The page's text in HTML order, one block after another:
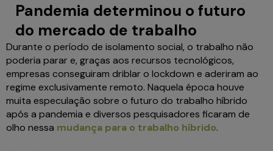
Pandemia determinou o futuro
do mercado de trabalho
Durante o período de isolamento social, o trabalho não
poderia parar e, graças aos recursos tecnológicos,
empresas conseguiram driblar o lockdown e aderiram ao
regime exclusivamente remoto. Naquela época houve
muita especulação sobre o futuro do trabalho híbrido
após a pandemia e diversos pesquisadores ficaram de
olho nessa mudança para o trabalho híbrido.